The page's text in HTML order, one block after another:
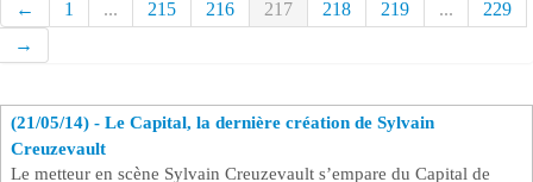
Kiosque
Se connecter
← 1 ... 215 216 217 218 219 ...
229
→
(21/05/14) - Le Capital, la dernière création de Sylvain
Creuzevault ​
Le metteur en scène Sylvain Creuzevault s’empare du Capital de